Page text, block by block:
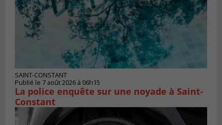
SAINT-CONSTANT
Publié le 7 août 2026 à 06h15
La police enquête sur une noyade à Saint-
Constant